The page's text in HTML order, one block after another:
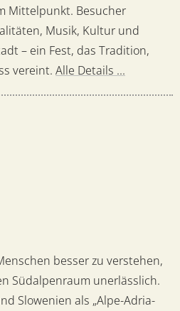
Mittelpunkt. Besucher
Musik, Kultur und
– ein Fest, das Tradition,
vereint. Alle Details ...
besser zu verstehen,
Südalpenraum unerlässlich.
Slowenien als „Alpe-Adria-